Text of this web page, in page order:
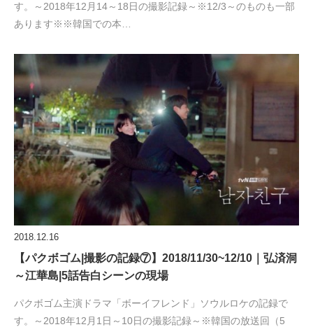
す。～2018年12月14～18日の撮影記録～※12/3～のものも一部
あります※※韓国での本…
2018.12.16
【パクボゴム|撮影の記録⑦】2018/11/30~12/10｜弘済洞
～江華島|5話告白シーンの現場
パクボゴム主演ドラマ「ボーイフレンド」ソウルロケの記録で
す。～2018年12月1日～10日の撮影記録～※韓国の放送回（5